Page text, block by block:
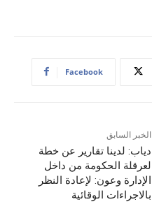
Facebook
الخبر السابق
‎دياب: لدينا تقارير عن خطة
لعرقلة الحكومة من داخل
الإدارة وعون: لإعادة النظر
بالاجراءات الوقائية